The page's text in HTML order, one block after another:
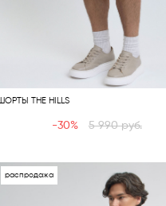
ШОРТЫ THE HILLS
-30% 5 990руб.
распродажа